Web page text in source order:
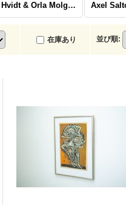
Peter Hvidt & Orla Molgaard Nielsen Axel
在庫あり 並び順: